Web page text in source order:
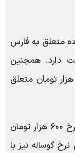
متعلق به فارس
تومان قیمت دارد. همچنین
کمترین قیمت گوسفند نیز با بهای ۶۸۵ هزار تومان متعلق
ببشترین قیمت گوساله هم در تهران با نرخ ۶۰۰ هزار تومان
گوساله نیز با